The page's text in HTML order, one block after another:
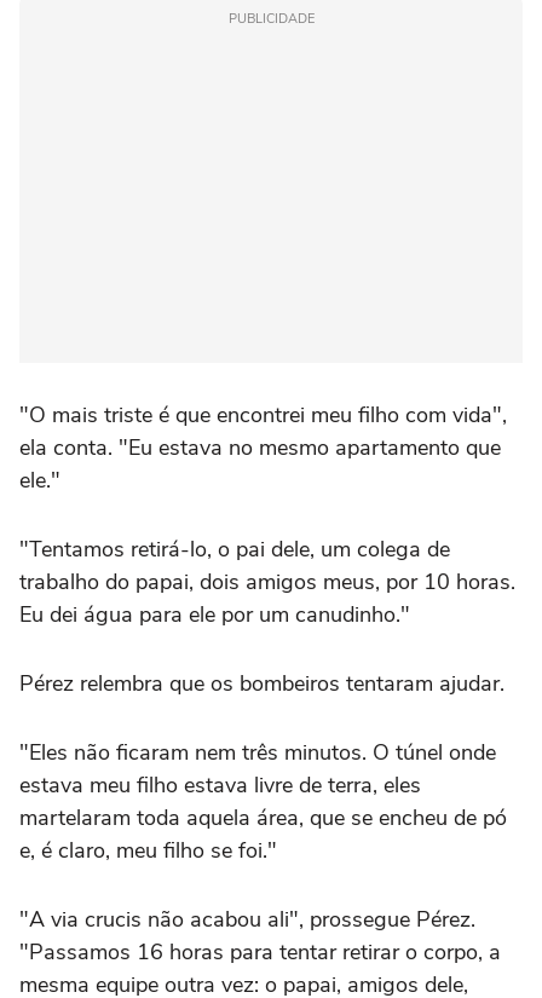
PUBLICIDADE
"O mais triste é que encontrei meu filho com vida",
ela conta. "Eu estava no mesmo apartamento que
ele."
"Tentamos retirá-lo, o pai dele, um colega de
trabalho do papai, dois amigos meus, por 10 horas.
Eu dei água para ele por um canudinho."
Pérez relembra que os bombeiros tentaram ajudar.
"Eles não ficaram nem três minutos. O túnel onde
estava meu filho estava livre de terra, eles
martelaram toda aquela área, que se encheu de pó
e, é claro, meu filho se foi."
"A via crucis não acabou ali", prossegue Pérez.
"Passamos 16 horas para tentar retirar o corpo, a
mesma equipe outra vez: o papai, amigos dele,